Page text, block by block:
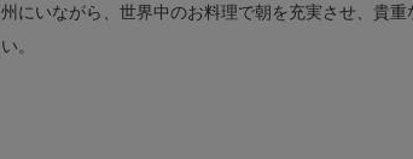
州にいながら、世界中のお料理で朝を充実させ、貴
い。